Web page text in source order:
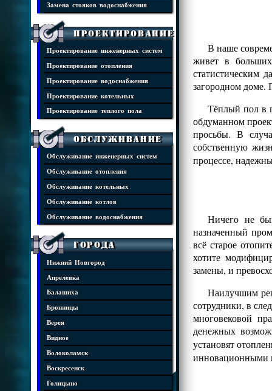
Замена стояков водоснабжения
Проектирование
Проектирование инженерных систем
Проектирование отопления
Проектирование водоснабжения
Проектирование котельных
Проектирование теплого пола
Обслуживание
Обслуживание инженерных систем
Обслуживание отопления
Обслуживание котельных
Обслуживание котлов
Обслуживание водоснабжения
Города
Нижний Новгород
Апрелевка
Балашиха
Бронницы
Верея
Видное
Волоколамск
Воскресенск
Голицыно
В наше
живет в
статистическим
загородном доме.
Тёплый пол в
обдуманном
просьбы. В
собственную
процессе,
Ничего не
назначенный
всё старое
хотите
замены, и
Наилучшим
сотрудники, в
многовековой
денежных
установят